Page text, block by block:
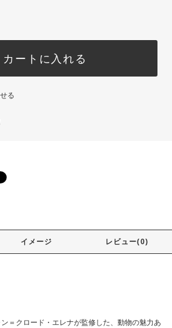
カートに入れる
る
イメージ レビュー(0)
＝クロード・エレナが監修した、動物の魅力あ